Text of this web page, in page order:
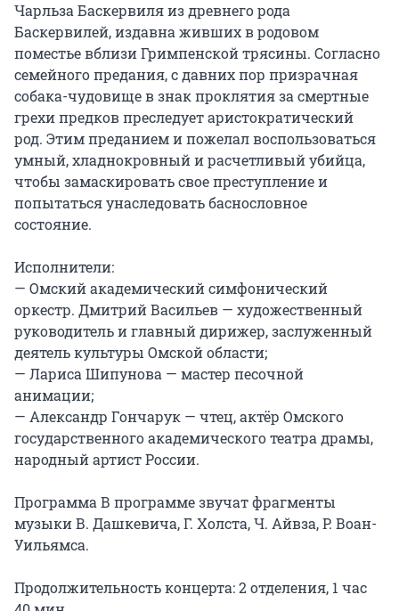
Чарльза Баскервиля из древнего рода
Баскервилей, издавна живших в родовом
поместье вблизи Гримпенской трясины. Согласно
семейного предания, с давних пор призрачная
собака-чудовище в знак проклятия за смертные
грехи предков преследует аристократический
род. Этим преданием и пожелал воспользоваться
умный, хладнокровный и расчетливый убийца,
чтобы замаскировать свое преступление и
попытаться унаследовать баснословное
состояние.
Исполнители:
— Омский академический симфонический
оркестр. Дмитрий Васильев — художественный
руководитель и главный дирижер, заслуженный
деятель культуры Омской области;
— Лариса Шипунова — мастер песочной
анимации;
— Александр Гончарук — чтец, актёр Омского
государственного академического театра драмы,
народный артист России.
Программа В программе звучат фрагменты
музыки В. Дашкевича, Г. Холста, Ч. Айвза, Р. Воан-
Уильямса.
Продолжительность концерта: 2 отделения, 1 час